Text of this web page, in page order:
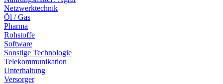
Netzwerktechnik
Öl / Gas
Pharma
Rohstoffe
Software
Sonstige Technologie
Telekommunikation
Unterhaltung
Versorger